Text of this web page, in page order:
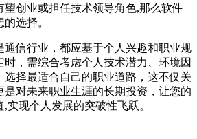
望创业或担任技术领导角色,那么软件
选择。
通信行业，都应基于个人兴趣和职业规
，需综合考虑个人技术潜力、环境因
选择最适合自己的职业道路，这不仅关
是对未来职业生涯的长期投资，让您的
实现个人发展的突破性飞跃。